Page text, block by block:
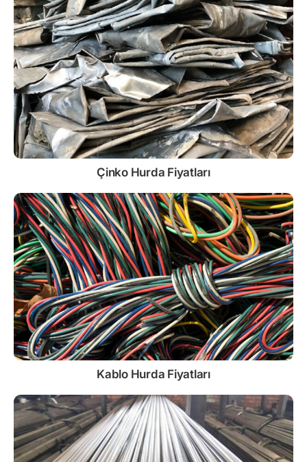
Çinko Hurda Fiyatları
Kablo Hurda Fiyatları